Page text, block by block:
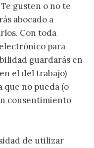
Te gusten o no te
abocado a
Con toda
para
guardarás en
el del trabajo)
que no pueda (o
consentimiento
de utilizar